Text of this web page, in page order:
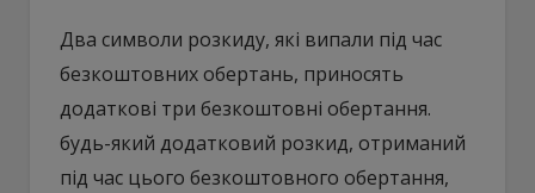
Два символи розкиду, які випали під час
безкоштовних обертань, приносять
додаткові три безкоштовні обертання.
будь-який додатковий розкид, отриманий
під час цього безкоштовного обертання,